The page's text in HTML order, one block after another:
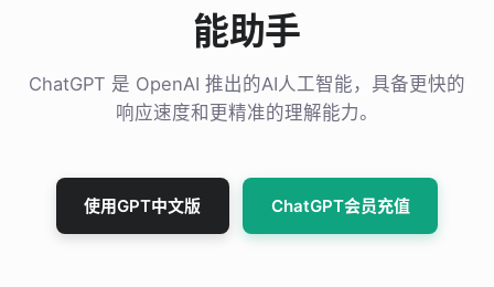
能助手
ChatGPT 是 OpenAI 推出的AI人工智能，具备更快的
响应速度和更精准的理解能力。
使用GPT中文版 ChatGPT会员充值